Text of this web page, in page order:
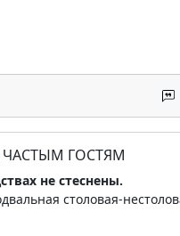
ЧАСТЫМ ГОСТЯМ
не стеснены.
столовая-